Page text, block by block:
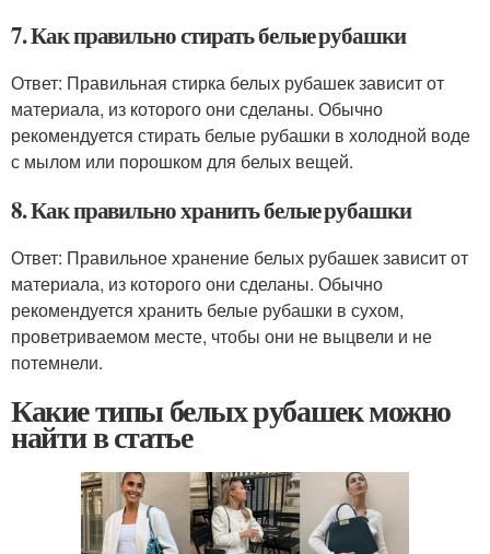
7. Как правильно стирать белые рубашки
Ответ: Правильная стирка белых рубашек зависит от
материала, из которого они сделаны. Обычно
рекомендуется стирать белые рубашки в холодной воде
с мылом или порошком для белых вещей.
8. Как правильно хранить белые рубашки
Ответ: Правильное хранение белых рубашек зависит от
материала, из которого они сделаны. Обычно
рекомендуется хранить белые рубашки в сухом,
проветриваемом месте, чтобы они не выцвели и не
потемнели.
Какие типы белых рубашек можно
найти в статье